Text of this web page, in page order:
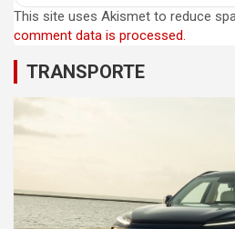
This site uses Akismet to reduce
comment data is processed.
TRANSPORTE